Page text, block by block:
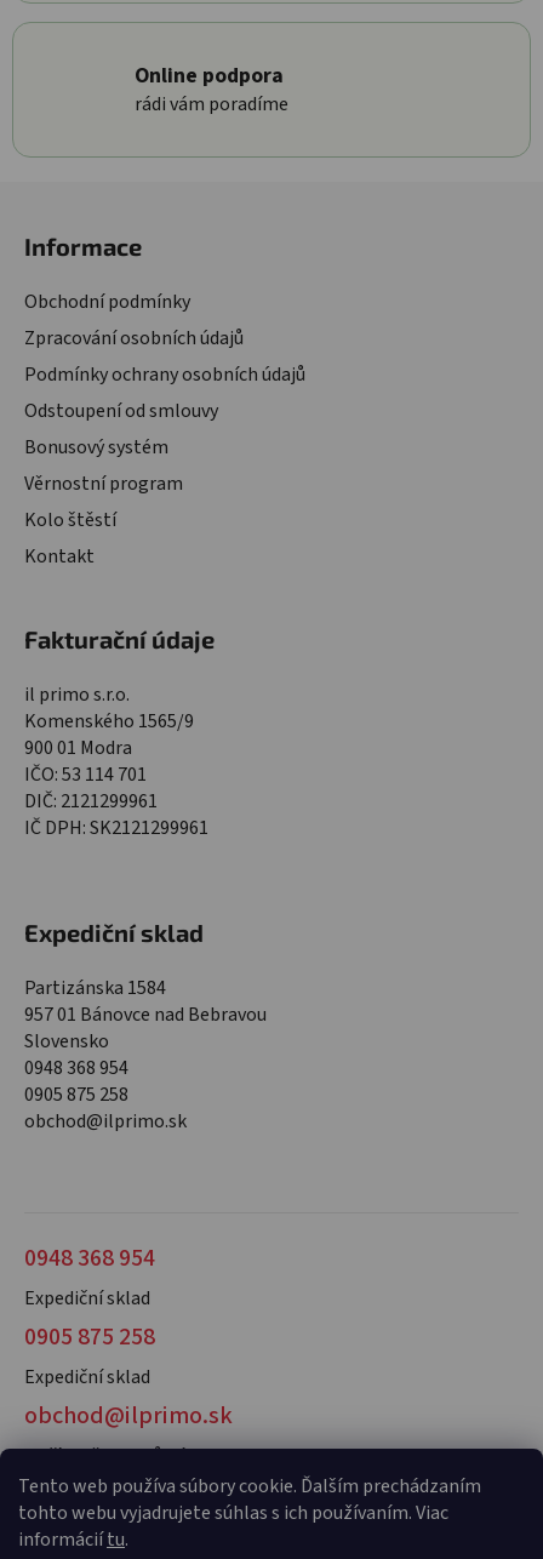
Tento web používa súbory cookie. Ďalším prechádzaním
tohto webu vyjadrujete súhlas s ich používaním. Viac
informáciítu.
Online podpora
rádi vám poradíme
Informace
Obchodní podmínky
Zpracování osobních údajů
Podmínky ochrany osobních údajů
Odstoupení od smlouvy
Bonusový systém
Věrnostní program
Kolo štěstí
Kontakt
Fakturační údaje
il primo s.r.o.
Komenského 1565/9
900 01 Modra
IČO: 53 114 701
DIČ: 2121299961
IČ DPH: SK2121299961
Expediční sklad
Partizánska 1584
957 01 Bánovce nad Bebravou
Slovensko
0948 368 954
0905 875 258
obchod@ilprimo.sk
0948 368 954
Expediční sklad
0905 875 258
Expediční sklad
obchod@ilprimo.sk
V případě dotazů nás kontaktujte